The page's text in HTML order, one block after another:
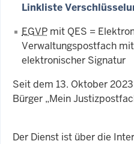
Linkliste
EGVP mit QES =
Verwaltungspostfach
elektronischer Signatur
Seit dem 13. Oktober
Bürger „Mein
Der Dienst ist über die